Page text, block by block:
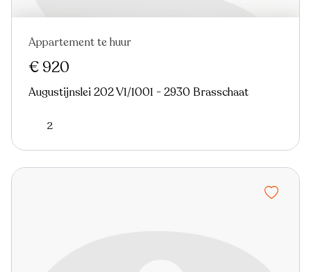
Appartement te huur
€ 920
Augustijnslei 202 V1/1001 - 2930 Brasschaat
2